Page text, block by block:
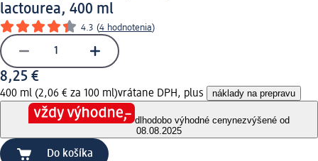
lactourea, 400 ml
4.3 (4 hodnotenia)
8,25 €
400 ml (2,06 € za 100 ml)vrátane DPH, plus náklady na prepravu
dlhodobo výhodné cenynezvýšené od
08.08.2025
Do košíka